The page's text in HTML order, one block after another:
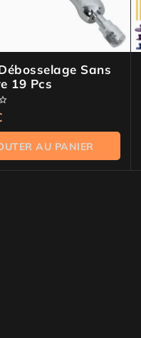
Sans
19 Pcs
AU PANIER